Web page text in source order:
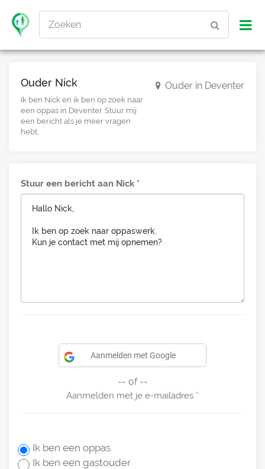
Zoeken
Ouder Nick
Ik ben Nick en ik ben op zoek naar
een oppas in Deventer. Stuur mij
een bericht als je meer vragen
hebt.
Ouder in Deventer
Stuur een bericht aan Nick
Aanmelden met Google
-- of --
Aanmelden met je e-mailadres
Ik ben een oppas
Ik ben een gastouder